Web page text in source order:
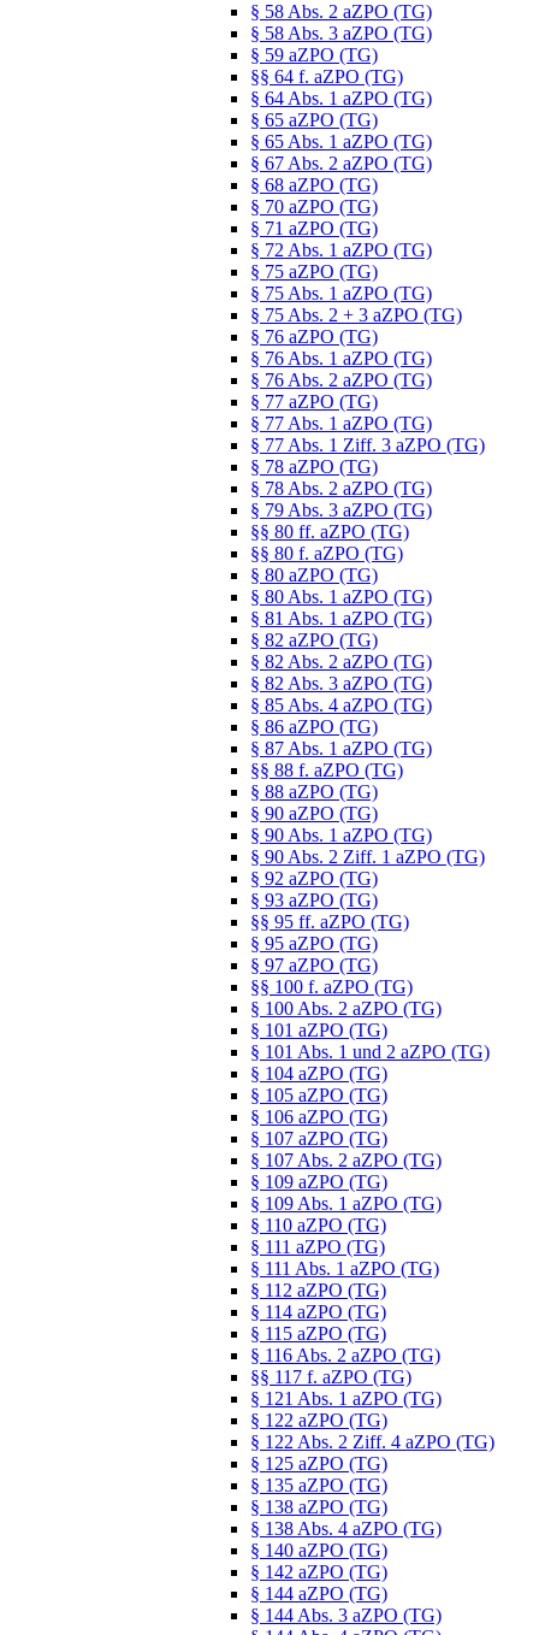
§ 58 Abs. 2 aZPO (TG)
§ 58 Abs. 3 aZPO (TG)
§ 59 aZPO (TG)
§§ 64 f. aZPO (TG)
§ 64 Abs. 1 aZPO (TG)
§ 65 aZPO (TG)
§ 65 Abs. 1 aZPO (TG)
§ 67 Abs. 2 aZPO (TG)
§ 68 aZPO (TG)
§ 70 aZPO (TG)
§ 71 aZPO (TG)
§ 72 Abs. 1 aZPO (TG)
§ 75 aZPO (TG)
§ 75 Abs. 1 aZPO (TG)
§ 75 Abs. 2 + 3 aZPO (TG)
§ 76 aZPO (TG)
§ 76 Abs. 1 aZPO (TG)
§ 76 Abs. 2 aZPO (TG)
§ 77 aZPO (TG)
§ 77 Abs. 1 aZPO (TG)
§ 77 Abs. 1 Ziff. 3 aZPO (TG)
§ 78 aZPO (TG)
§ 78 Abs. 2 aZPO (TG)
§ 79 Abs. 3 aZPO (TG)
§§ 80 ff. aZPO (TG)
§§ 80 f. aZPO (TG)
§ 80 aZPO (TG)
§ 80 Abs. 1 aZPO (TG)
§ 81 Abs. 1 aZPO (TG)
§ 82 aZPO (TG)
§ 82 Abs. 2 aZPO (TG)
§ 82 Abs. 3 aZPO (TG)
§ 85 Abs. 4 aZPO (TG)
§ 86 aZPO (TG)
§ 87 Abs. 1 aZPO (TG)
§§ 88 f. aZPO (TG)
§ 88 aZPO (TG)
§ 90 aZPO (TG)
§ 90 Abs. 1 aZPO (TG)
§ 90 Abs. 2 Ziff. 1 aZPO (TG)
§ 92 aZPO (TG)
§ 93 aZPO (TG)
§§ 95 ff. aZPO (TG)
§ 95 aZPO (TG)
§ 97 aZPO (TG)
§§ 100 f. aZPO (TG)
§ 100 Abs. 2 aZPO (TG)
§ 101 aZPO (TG)
§ 101 Abs. 1 und 2 aZPO (TG)
§ 104 aZPO (TG)
§ 105 aZPO (TG)
§ 106 aZPO (TG)
§ 107 aZPO (TG)
§ 107 Abs. 2 aZPO (TG)
§ 109 aZPO (TG)
§ 109 Abs. 1 aZPO (TG)
§ 110 aZPO (TG)
§ 111 aZPO (TG)
§ 111 Abs. 1 aZPO (TG)
§ 112 aZPO (TG)
§ 114 aZPO (TG)
§ 115 aZPO (TG)
§ 116 Abs. 2 aZPO (TG)
§§ 117 f. aZPO (TG)
§ 121 Abs. 1 aZPO (TG)
§ 122 aZPO (TG)
§ 122 Abs. 2 Ziff. 4 aZPO (TG)
§ 125 aZPO (TG)
§ 135 aZPO (TG)
§ 138 aZPO (TG)
§ 138 Abs. 4 aZPO (TG)
§ 140 aZPO (TG)
§ 142 aZPO (TG)
§ 144 aZPO (TG)
§ 144 Abs. 3 aZPO (TG)